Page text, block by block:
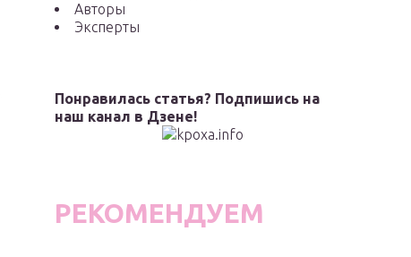
Авторы
Эксперты
Понравилась статья? Подпишись на
наш канал в Дзене!
РЕКОМЕНДУЕМ